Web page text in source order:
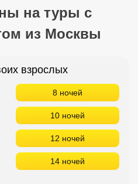
на туры с
из Москвы
взрослых
8 ночей
10 ночей
12 ночей
14 ночей